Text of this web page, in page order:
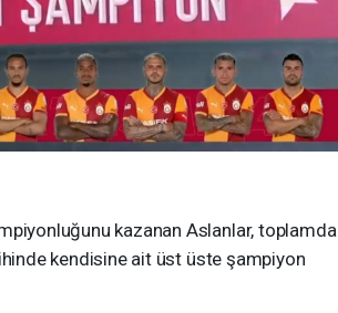
kazanan Aslanlar, toplamda
kendisine ait üst üste şampiyon